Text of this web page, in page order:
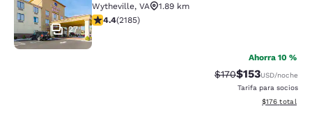
27
Wytheville, VA
1.89 km
calificación de 4.41 estrellas. Excelente. 2185 reseñas
4.4(2185)
Ahorra 10 %
Precio tachado:
$170Precio con
$153USD/noche
Tarifa para socios
Ver detalles
$176 total